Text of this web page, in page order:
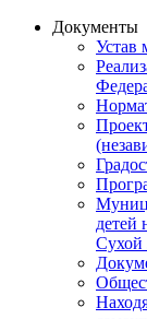
Документы
Устав
детей
Сухой